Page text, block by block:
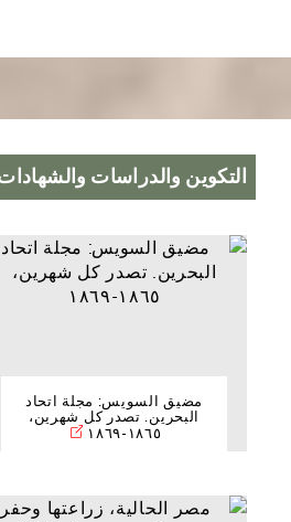
التكوين والدراسات والشهادات
مضيق السويس: مجلة اتحاد
البحرين. تصدر كل شهرين،
١٨٦٥-١٨٦٩